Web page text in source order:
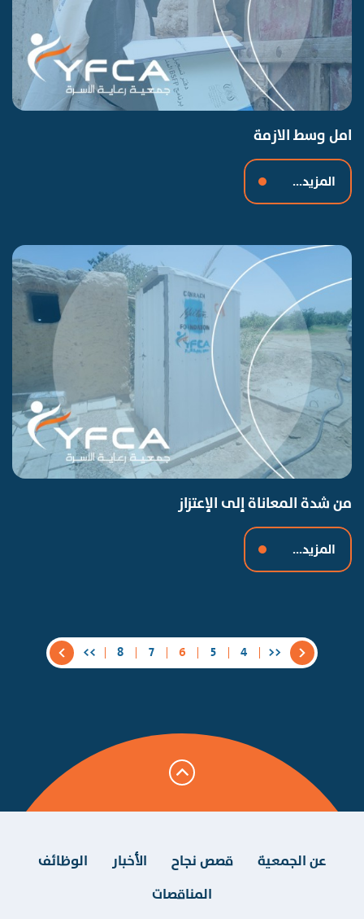
امل وسط الازمة
المزيد...
من شدة المعاناة إلى الإعتزاز
المزيد...
<<
4
5
6
7
8
>>
عن الجمعية قصص نجاح الأخبار
الوظائف
المناقصات